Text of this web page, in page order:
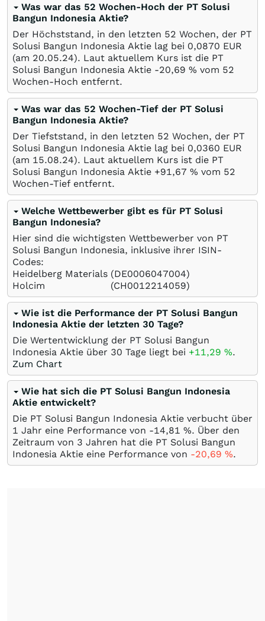
Was war das 52 Wochen-Hoch der PT Solusi
Bangun Indonesia Aktie?
Der Höchststand, in den letzten 52 Wochen, der PT
Solusi Bangun Indonesia Aktie lag bei 0,0870 EUR
(am 20.05.24). Laut aktuellem Kurs ist die PT
Solusi Bangun Indonesia Aktie -20,69 % vom 52
Wochen-Hoch entfernt.
Was war das 52 Wochen-Tief der PT Solusi
Bangun Indonesia Aktie?
Der Tiefststand, in den letzten 52 Wochen, der PT
Solusi Bangun Indonesia Aktie lag bei 0,0360 EUR
(am 15.08.24). Laut aktuellem Kurs ist die PT
Solusi Bangun Indonesia Aktie +91,67 % vom 52
Wochen-Tief entfernt.
Welche Wettbewerber gibt es für PT Solusi
Bangun Indonesia?
Hier sind die wichtigsten Wettbewerber von PT
Solusi Bangun Indonesia, inklusive ihrer ISIN-
Codes:
Heidelberg Materials (DE0006047004)
Holcim
(CH0012214059)
Wie ist die Performance der PT Solusi Bangun
Indonesia Aktie der letzten 30 Tage?
Die Wertentwicklung der PT Solusi Bangun
Indonesia Aktie über 30 Tage liegt bei +11,29 %.
Zum Chart
Wie hat sich die PT Solusi Bangun Indonesia
Aktie entwickelt?
Die PT Solusi Bangun Indonesia Aktie verbucht über
1 Jahr eine Performance von -14,81 %. Über den
Zeitraum von 3 Jahren hat die PT Solusi Bangun
Indonesia Aktie eine Performance von -20,69 %.